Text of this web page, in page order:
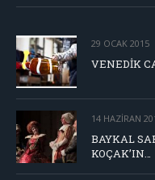
29 OCAK 2015
VENEDİK
14 HAZIRAN
BAYKAL
KOÇAK’IN…